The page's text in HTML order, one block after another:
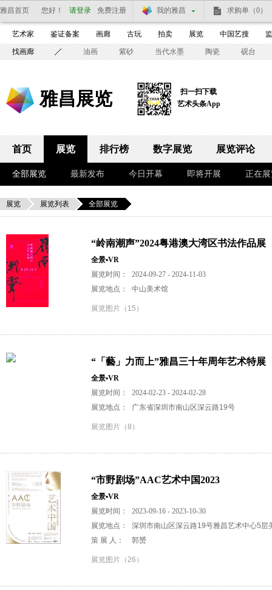
雅昌首页 您好！ 请登录 免费注册 我的雅昌 求购单 （0）
艺术家 鉴证备案 画廊 古玩 拍卖 展览 中国艺搜
找画廊 油画 紫砂 当代水墨 陶瓷 砚台
雅昌展览
扫一扫下载
艺术头条App
首页 展览 排行榜 数字展览 展览评论
全部展览 最新发布 今日开幕 即将开展 正在
展览 展览列表 全部展览
“岭南潮声”2024粤港澳大湾区书法作品展
全景▪VR
展览时间：
2024-09-27 - 2024-11-03
展览地点：
中山美术馆
展览图片（15）
“「藝」力而上”雅昌三十年周年艺术特展
全景▪VR
展览时间：
2024-02-23 - 2024-02-28
展览地点：
广东省深圳市南山区深云路19号
展览图片（8）
“市野剧场”AAC艺术中国2023
全景▪VR
展览时间：
2023-09-16 - 2023-10-30
展览地点：
深圳市南山区深云路19号雅昌艺术中心5层
策 展 人：
郭赟
展览图片（26）